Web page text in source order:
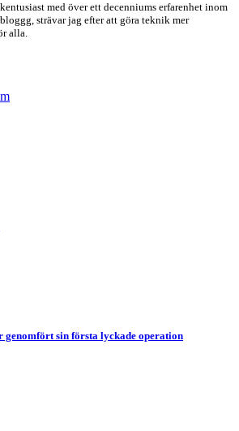
med över ett decenniums erfarenhet inom
strävar jag efter att göra teknik mer
alla.
genomfört sin första lyckade operation